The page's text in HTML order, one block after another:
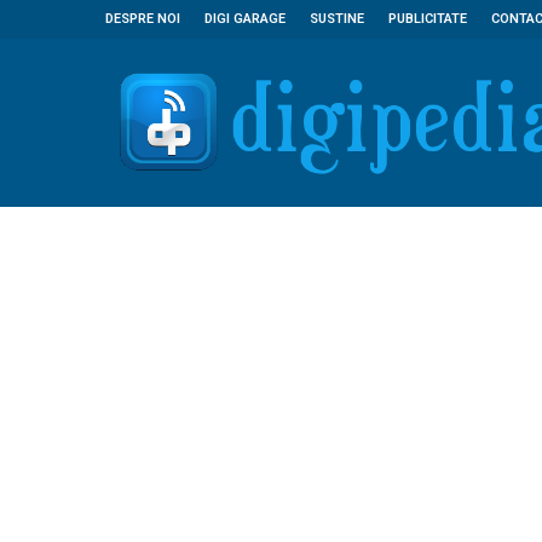
DESPRE NOI DIGI GARAGE SUSTINE PUBLICITATE